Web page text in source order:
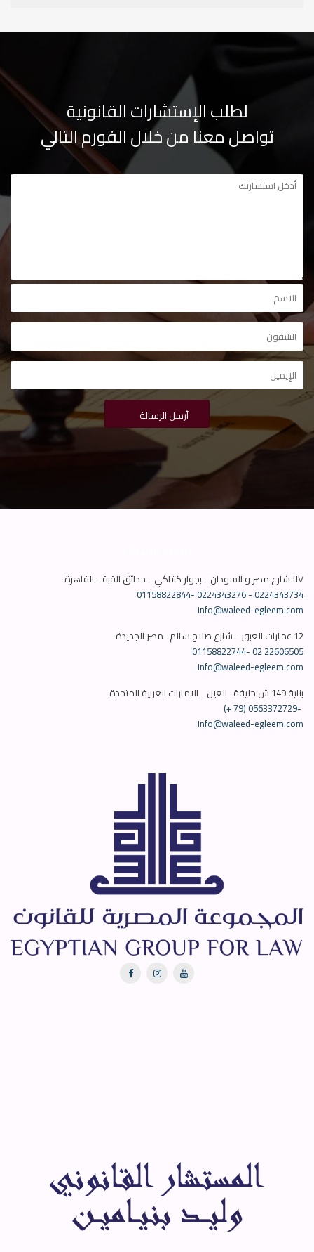
لطلب الإستشارات القانونية
تواصل معنا من خلال الفورم التالي
١١٧ شارع مصر و السودان - بجوار كنتاكي - حدائق القبة - القاهرة
01158822844- 0224343276 - 0224343734
info@waleed-egleem.com
12 عمارات العبور - شارع صلاح سالم -مصر الجديدة
01158822744-
info@waleed-egleem.com
بناية 149 ش خليفة ـ العين ــ الامارات العربية المتحدة
(+ 79) 0563372729-
info@waleed-egleem.com